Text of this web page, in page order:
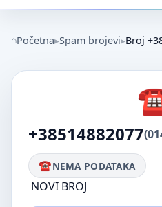
Početna Spam brojevi Broj
+38514882077
NEMA PODATAKA
NOVI BROJ